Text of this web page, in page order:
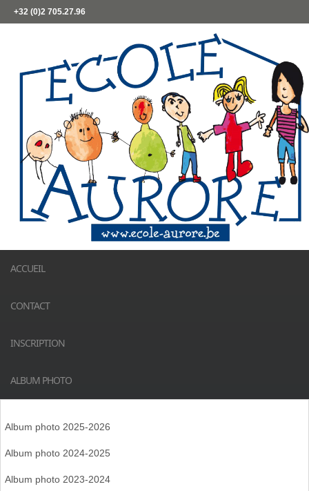
+32 (0)2 705.27.96
ACCUEIL
CONTACT
INSCRIPTION
ALBUM PHOTO
Album photo 2025-2026
Album photo 2024-2025
Album photo 2023-2024